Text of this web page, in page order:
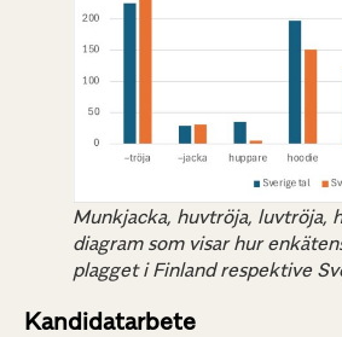
Munkjacka, huvtröja, luvtröja,
diagram som visar hur
plagget i Finland respektive
Kandidatarbete